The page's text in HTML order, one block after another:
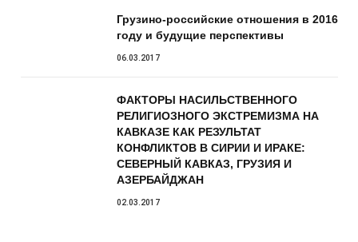
Грузино-российские отношения в 2016
году и будущие перспективы
06.03.2017
ФАКТОРЫ НАСИЛЬСТВЕННОГО
РЕЛИГИОЗНОГО ЭКСТРЕМИЗМА НА
КАВКАЗЕ КАК РЕЗУЛЬТАТ
КОНФЛИКТОВ В СИРИИ И ИРАКЕ:
СЕВЕРНЫЙ КАВКАЗ, ГРУЗИЯ И
АЗЕРБАЙДЖАН
02.03.2017